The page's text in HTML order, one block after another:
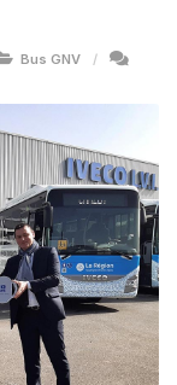
Bus GNV